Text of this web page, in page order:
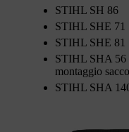
STIHL SH 86
STIHL SHE 71
STIHL SHE 81
STIHL SHA 56
montaggio
STIHL SHA